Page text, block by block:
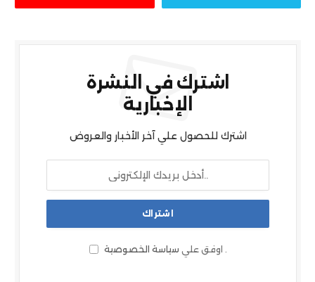
اشترك في النشرة
الإخبارية
اشترك للحصول علي آخر الأخبار والعروض
اوفق علي سياسة الخصوصية .